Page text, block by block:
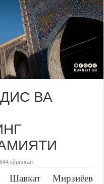
ВА
кўрилган
Шавкат Мирзиёев